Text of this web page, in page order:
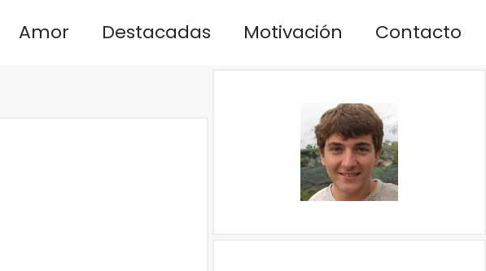
Amor Destacadas Motivación Contacto